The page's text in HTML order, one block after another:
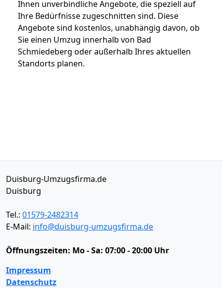
Ihnen unverbindliche Angebote, die speziell auf
Ihre Bedürfnisse zugeschnitten sind. Diese
Angebote sind kostenlos, unabhängig davon, ob
Sie einen Umzug innerhalb von Bad
Schmiedeberg oder außerhalb Ihres aktuellen
Standorts planen.
Duisburg-Umzugsfirma.de
Duisburg
Tel.: 01579-2482314
E-Mail: info@duisburg-umzugsfirma.de
Öffnungszeiten: Mo - Sa: 07:00 - 20:00 Uhr
Impressum
Datenschutz